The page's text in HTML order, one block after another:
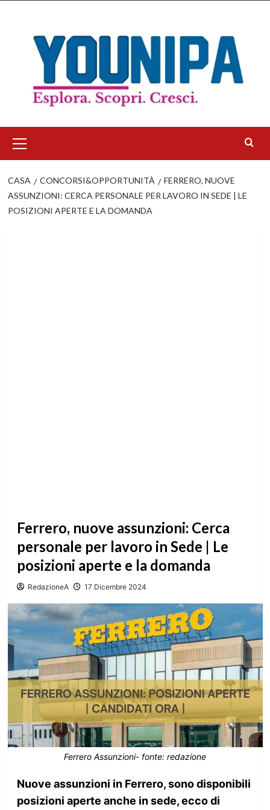
contenuto
principale
CASA CONCORSI&OPPORTUNITÀ
FERRERO, NUOVE
ASSUNZIONI: CERCA PERSONALE PER LAVORO IN SEDE | LE
POSIZIONI APERTE E LA DOMANDA
Ferrero, nuove assunzioni: Cerca
personale per lavoro in Sede | Le
posizioni aperte e la domanda
RedazioneA 17 Dicembre 2024
Ferrero Assunzioni- fonte: redazione
Nuove assunzioni in Ferrero, sono disponibili
posizioni aperte anche in sede, ecco di